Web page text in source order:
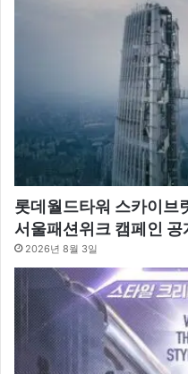
롯데월드타워 스카이
서울패션위크 캠페인 공
2026년 8월 3일